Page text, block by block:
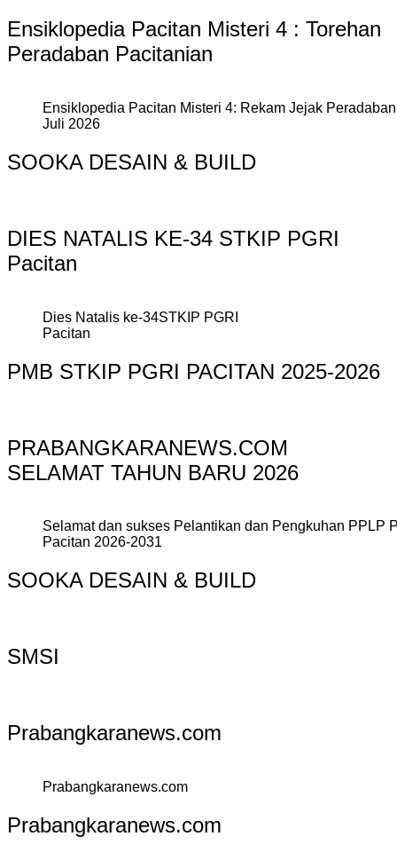
Ensiklopedia Pacitan Misteri 4 : Torehan
Peradaban Pacitanian
Ensiklopedia Pacitan Misteri 4: Rekam Jejak
Juli 2026
SOOKA DESAIN & BUILD
DIES NATALIS KE-34 STKIP PGRI
Pacitan
Dies Natalis ke-34STKIP PGRI
Pacitan
PMB STKIP PGRI PACITAN 2025-2026
PRABANGKARANEWS.COM
SELAMAT TAHUN BARU 2026
Selamat dan sukses Pelantikan dan Pengkuhan PPLP
Pacitan 2026-2031
SOOKA DESAIN & BUILD
SMSI
Prabangkaranews.com
Prabangkaranews.com
Prabangkaranews.com